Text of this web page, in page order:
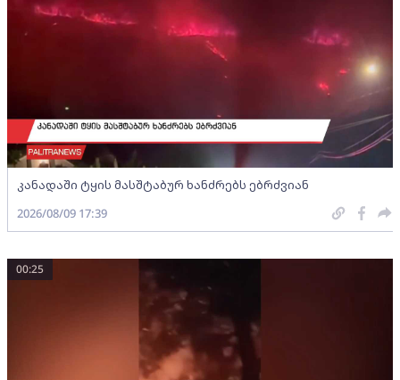
კანადაში ტყის მასშტაბურ ხანძრებს ებრძვიან
2026/08/09 17:39
00:25